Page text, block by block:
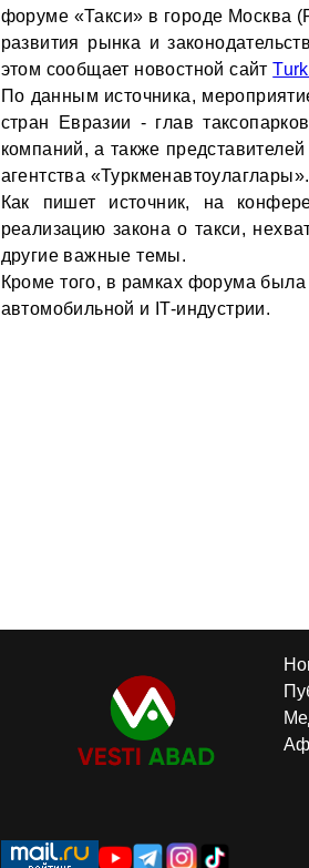
форуме «Такси» в городе Москва
развития рынка и
этом сообщает новостной сайт
По данным источника,
стран Евразии - глав
компаний, а также
агентства «Туркменавтоулаглары».
Как пишет источник, на
реализацию закона о такси,
другие важные темы.
Кроме того, в рамках форума
автомобильной и IT-индустрии.